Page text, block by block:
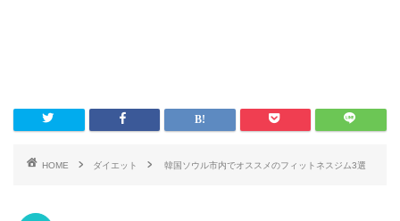
HOME ダイエット 韓国ソウル市内でオススメのフィットネスジム3選